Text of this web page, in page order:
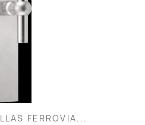
FERROVIA...